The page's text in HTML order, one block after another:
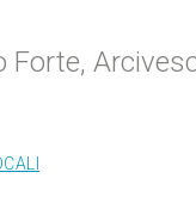
Forte,